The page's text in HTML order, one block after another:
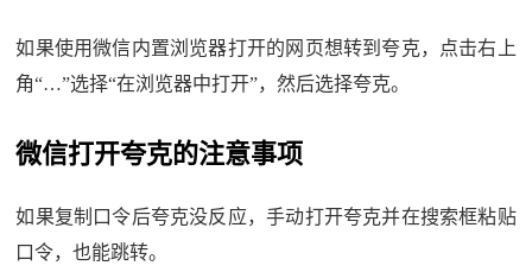
如果使用微信内置浏览器打开的网页想转到夸克，点击右上
角“…”选择“在浏览器中打开”，然后选择夸克。
微信打开夸克的注意事项
如果复制口令后夸克没反应，手动打开夸克并在搜索框粘贴
口令，也能跳转。